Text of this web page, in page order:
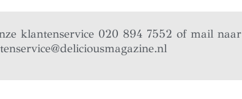
klantenservice 020 894 7552 of mail naar